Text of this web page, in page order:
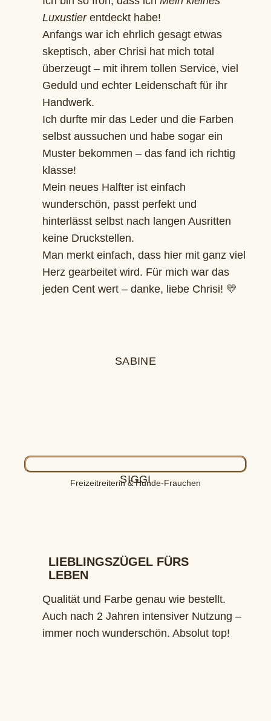
Luxustierentdeckt habe!
Anfangs war ich ehrlich gesagt etwas
skeptisch, aber Chrisi hat mich total
überzeugt – mit ihrem tollen Service, viel
Geduld und echter Leidenschaft für ihr
Handwerk.
Ich durfte mir das Leder und die Farben
selbst aussuchen und habe sogar ein
Muster bekommen – das fand ich richtig
klasse!
Mein neues Halfter ist einfach
wunderschön, passt perfekt und
hinterlässt selbst nach langen Ausritten
keine Druckstellen.
Man merkt einfach, dass hier mit ganz viel
Herz gearbeitet wird. Für mich war das
jeden Cent wert – danke, liebe Chrisi! 💛
SABINE
SIGGI
Freizeitreiterin & Hunde-Frauchen
LIEBLINGSZÜGEL FÜRS
LEBEN
Qualität und Farbe genau wie bestellt.
Auch nach 2 Jahren intensiver Nutzung –
immer noch wunderschön. Absolut top!